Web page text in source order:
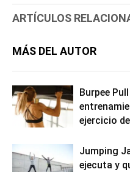
ARTÍCULOS
MÁS DEL AUTOR
Burpee
ejercicio
Jumping
ejecuta y